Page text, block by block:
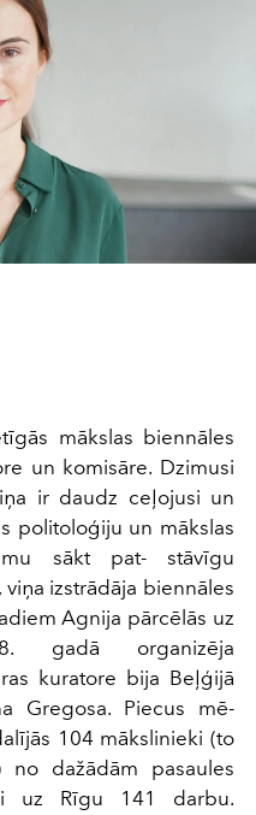
mākslas biennāles
un komisāre. Dzimusi
ir daudz ceļojusi un
politoloģiju un mākslas
sākt pat- stāvīgu
izstrādāja biennāles
Agnija pārcēlās uz
gadā organizēja
kuratore bija Beļģijā
Gregosa. Piecus mē-
104 mākslinieki (to
dažādām pasaules
uz Rīgu 141 darbu.